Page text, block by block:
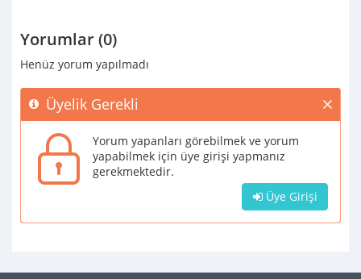
Yorumlar (0)
Henüz yorum yapılmadı
Üyelik Gerekli
Yorum yapanları görebilmek ve yorum
yapabilmek için üye girişi yapmanız
gerekmektedir.
Üye Girişi